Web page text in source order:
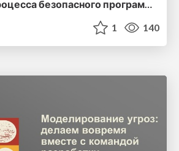
Построение процесса безопасного программирования
1 140